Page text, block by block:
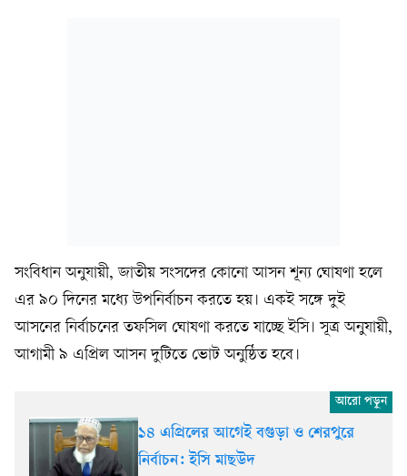
সংবিধান অনুযায়ী, জাতীয় সংসদের কোনো আসন শূন্য ঘোষণা হলে
এর ৯০ দিনের মধ্যে উপনির্বাচন করতে হয়। একই সঙ্গে দুই
আসনের নির্বাচনের তফসিল ঘোষণা করতে যাচ্ছে ইসি। সূত্র অনুযায়ী,
আগামী ৯ এপ্রিল আসন দুটিতে ভোট অনুষ্ঠিত হবে।
১৪ এপ্রিলের আগেই বগুড়া ও শেরপুরে
নির্বাচন: ইসি মাছউদ